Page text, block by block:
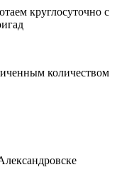
круглосуточно с
количеством